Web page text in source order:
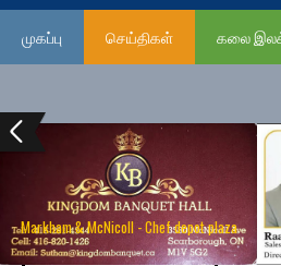
முகப்பு செய்திகள் கலை
Markham & McNicoll - Chef depot plaza
UK (London)